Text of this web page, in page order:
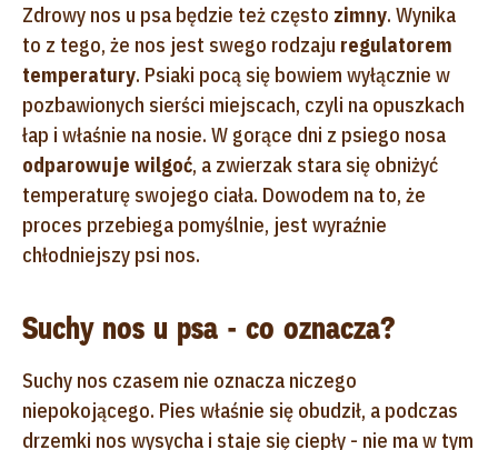
Zdrowy nos u psa będzie też często zimny. Wynika
to z tego, że nos jest swego rodzaju regulatorem
temperatury. Psiaki pocą się bowiem wyłącznie w
pozbawionych sierści miejscach, czyli na opuszkach
łap i właśnie na nosie. W gorące dni z psiego nosa
odparowuje wilgoć, a zwierzak stara się obniżyć
temperaturę swojego ciała. Dowodem na to, że
proces przebiega pomyślnie, jest wyraźnie
chłodniejszy psi nos.
Suchy nos u psa - co oznacza?
Suchy nos czasem nie oznacza niczego
niepokojącego. Pies właśnie się obudził, a podczas
drzemki nos wysycha i staje się ciepły - nie ma w tym